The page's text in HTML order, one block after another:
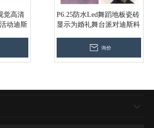
觉高清
动迪斯
P6.25防水Led舞蹈地板瓷砖
显示为婚礼舞台派对迪斯科
询价